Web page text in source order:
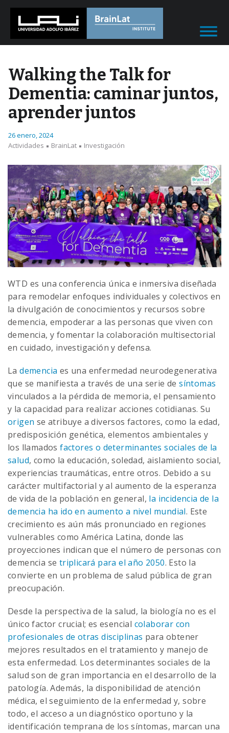
Walking the Talk for
Dementia: caminar juntos,
aprender juntos
26 enero, 2024
Actividades
BrainLat Investigación
WTD es una conferencia única e inmersiva diseñada
para remodelar enfoques individuales y colectivos en
la divulgación de conocimientos y recursos sobre
demencia, empoderar a las personas que viven con
demencia, y fomentar la colaboración multisectorial
en cuidado, investigación y defensa.
La demencia es una enfermedad neurodegenerativa
que se manifiesta a través de una serie de síntomas
vinculados a la pérdida de memoria, el pensamiento
y la capacidad para realizar acciones cotidianas. Su
origen se atribuye a diversos factores, como la edad,
predisposición genética, elementos ambientales y
los llamados factores o determinantes sociales de la
salud, como la educación, soledad, aislamiento social,
experiencias traumáticas, entre otros. Debido a su
carácter multifactorial y al aumento de la esperanza
de vida de la población en general, la incidencia de la
demencia ha ido en aumento a nivel mundial. Este
crecimiento es aún más pronunciado en regiones
vulnerables como América Latina, donde las
proyecciones indican que el número de personas con
demencia se triplicará para el año 2050. Esto la
convierte en un problema de salud pública de gran
preocupación.
Desde la perspectiva de la salud, la biología no es el
único factor crucial; es esencial colaborar con
profesionales de otras disciplinas para obtener
mejores resultados en el tratamiento y manejo de
esta enfermedad. Los determinantes sociales de la
salud son de gran importancia en el desarrollo de la
patología. Además, la disponibilidad de atención
médica, el seguimiento de la enfermedad y, sobre
todo, el acceso a un diagnóstico oportuno y la
identificación temprana de los síntomas, marcan una